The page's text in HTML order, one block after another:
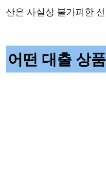
산은 사실상 불가피한
어떤 대출 상